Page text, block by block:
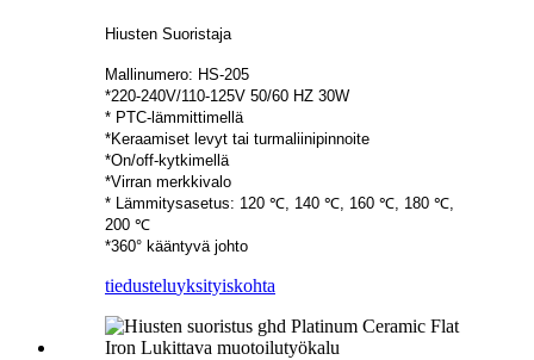
Hiusten Suoristaja
Mallinumero: HS-205
*220-240V/110-125V 50/60 HZ 30W
* PTC-lämmittimellä
*Keraamiset levyt tai turmaliinipinnoite
*On/off-kytkimellä
*Virran merkkivalo
* Lämmitysasetus: 120 ℃, 140 ℃, 160 ℃, 180 ℃,
200 ℃
*360° kääntyvä johto
tiedusteluyksityiskohta